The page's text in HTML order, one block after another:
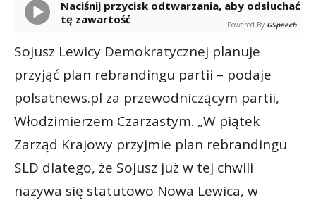
Naciśnij przycisk odtwarzania, aby odsłuchać
tę zawartość
Powered By GSpeech
Sojusz Lewicy Demokratycznej planuje
przyjąć plan rebrandingu partii – podaje
polsatnews.pl za przewodniczącym partii,
Włodzimierzem Czarzastym. „W piątek
Zarząd Krajowy przyjmie plan rebrandingu
SLD dlatego, że Sojusz już w tej chwili
nazywa się statutowo Nowa Lewica, w